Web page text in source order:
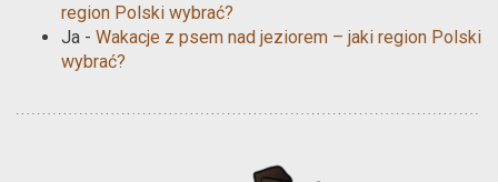
region Polski wybrać?
Ja - Wakacje z psem nad jeziorem – jaki region Polski
wybrać?